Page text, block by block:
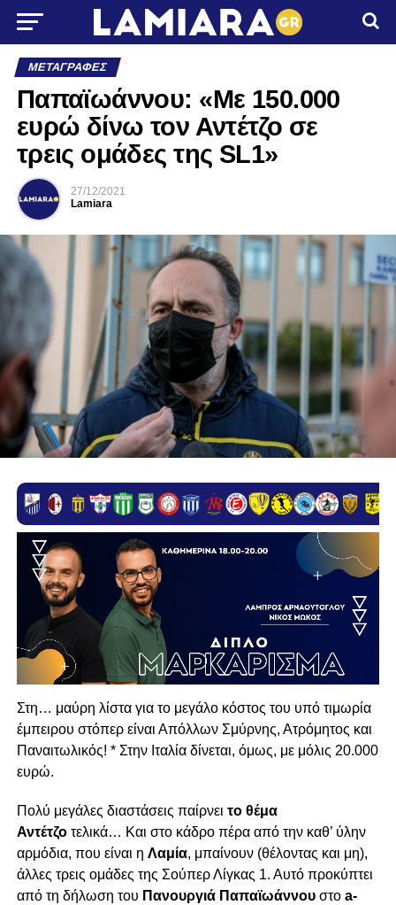
ΜΕΤΑΓΡΑΦΈΣ
Παπαϊωάννου: «Με 150.000
ευρώ δίνω τον Αντέτζο σε
τρεις ομάδες της SL1»
27/12/2021
Lamiara
Στη… μαύρη λίστα για το μεγάλο κόστος του υπό τιμωρία
έμπειρου στόπερ είναι Απόλλων Σμύρνης, Ατρόμητος και
Παναιτωλικός! * Στην Ιταλία δίνεται, όμως, με μόλις 20.000
ευρώ.
Πολύ μεγάλες διαστάσεις παίρνει το θέμα
Αντέτζοτελικά… Και στο κάδρο πέρα από την καθ’ ύλην
αρμόδια, που είναι η Λαμία, μπαίνουν (θέλοντας και μη),
άλλες τρεις ομάδες της Σούπερ Λίγκας 1. Αυτό προκύπτει
από τη δήλωση του Πανουργιά Παπαϊωάννουστοa-